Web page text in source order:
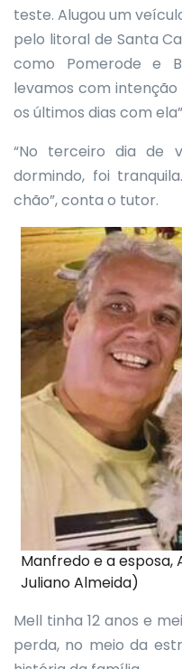
teste. Alugou um
pelo litoral de Santa
como Pomerode e
levamos com
os últimos dias com
“No terceiro dia de
dormindo, foi
chão”, conta o tutor.
Manfredo e a esposa,
Juliano Almeida)
Mell tinha 12 anos e
perda, no meio da